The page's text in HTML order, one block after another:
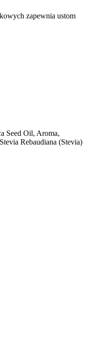
zapewnia ustom
Seed Oil, Aroma,
Rebaudiana (Stevia)